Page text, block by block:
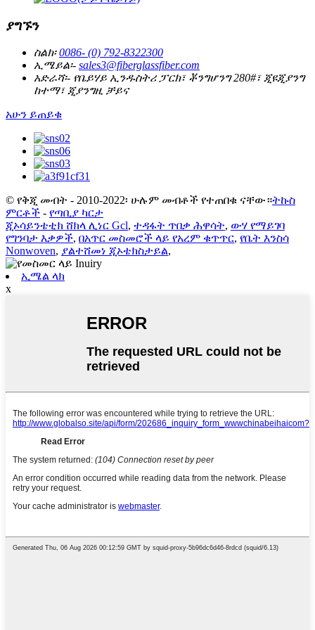
ያግኙን
ስልክ፡ 0086- (0) 792-8322300
ኢሜይል፡- sales3@fiberglassfiber.com
አድራሻ፡- የቤይሃይ ኢንዱስትሪ ፓርክ፣ ቾንግሆንግ 280#፣ ጂዩጂያንግ
ከተማ፣ ጂያንግዚ ቻይና
አሁን ይጠይቁ
© የቅጂ መብት - 2010-2022፡ ሁሉም መብቶች የተጠበቁ ናቸው።ትኩስ
ምርቶች - የጣቢያ ካርታ
ጂኦሳይንቴቲክ ሸክላ ሊነር Gcl, ተዳፋት ጥበቃ ሕዋሳት, ውሃ የማይገባ
የግንባታ እቃዎች, በአጥር መስመሮች ላይ የአረም ቁጥጥር, የቤት እንስሳ
Nonwoven, ያልተሸመነ ጂኦቴክስታይል,
ኢሜል ላክ
x